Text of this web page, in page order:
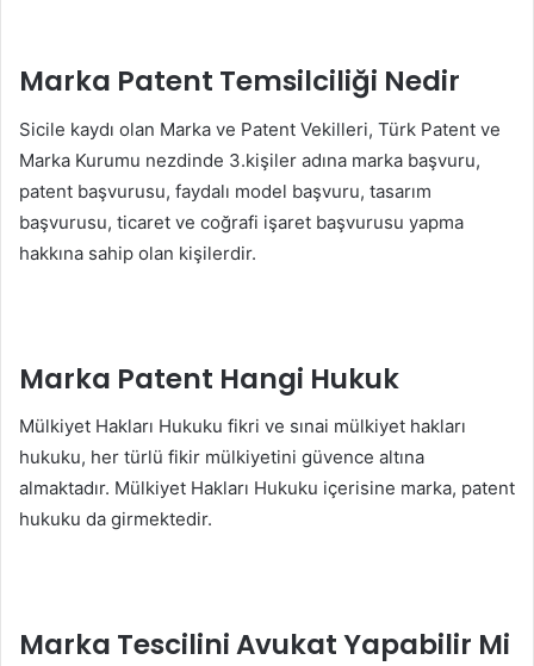
Marka Patent Temsilciliği Nedir
Sicile kaydı olan Marka ve Patent Vekilleri, Türk Patent ve
Marka Kurumu nezdinde 3.kişiler adına marka başvuru,
patent başvurusu, faydalı model başvuru, tasarım
başvurusu, ticaret ve coğrafi işaret başvurusu yapma
hakkına sahip olan kişilerdir.
Marka Patent Hangi Hukuk
Mülkiyet Hakları Hukuku fikri ve sınai mülkiyet hakları
hukuku, her türlü fikir mülkiyetini güvence altına
almaktadır. Mülkiyet Hakları Hukuku içerisine marka, patent
hukuku da girmektedir.
Marka Tescilini Avukat Yapabilir Mi